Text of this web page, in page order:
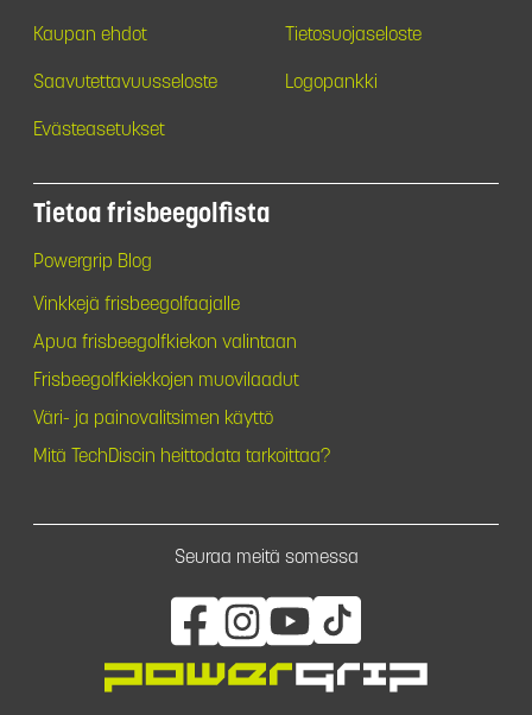
Kaupan ehdot Tietosuojaseloste
Saavutettavuusseloste Logopankki
Evästeasetukset
Tietoa frisbeegolfista
Powergrip Blog
Vinkkejä frisbeegolfaajalle
Apua frisbeegolfkiekon valintaan
Frisbeegolfkiekkojen muovilaadut
Väri- ja painovalitsimen käyttö
Mitä TechDiscin heittodata tarkoittaa?
Seuraa meitä somessa